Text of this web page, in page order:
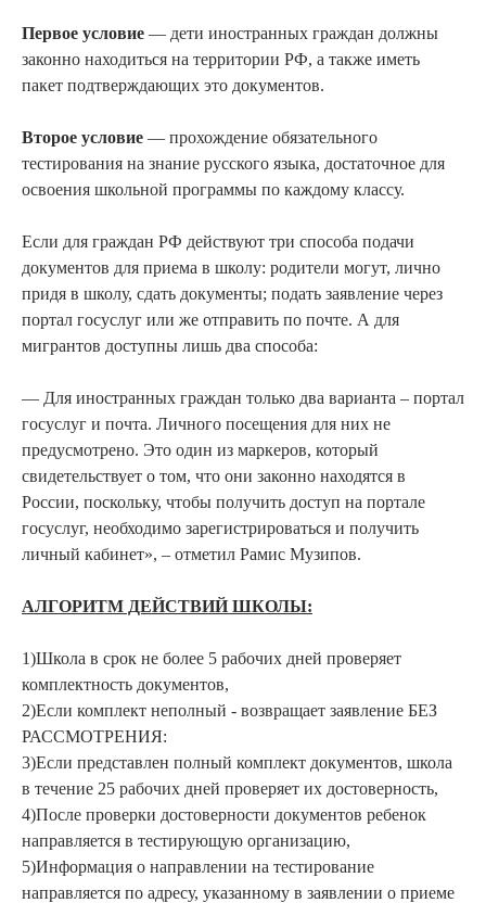
Первое условие — дети иностранных граждан должны
законно находиться на территории РФ, а также иметь
пакет подтверждающих это документов.
Второе условие — прохождение обязательного
тестирования на знание русского языка, достаточное для
освоения школьной программы по каждому классу.
Если для граждан РФ действуют три способа подачи
документов для приема в школу: родители могут, лично
придя в школу, сдать документы; подать заявление через
портал госуслуг или же отправить по почте. А для
мигрантов доступны лишь два способа:
— Для иностранных граждан только два варианта – портал
госуслуг и почта. Личного посещения для них не
предусмотрено. Это один из маркеров, который
свидетельствует о том, что они законно находятся в
России, поскольку, чтобы получить доступ на портале
госуслуг, необходимо зарегистрироваться и получить
личный кабинет», – отметил Рамис Музипов.
АЛГОРИТМ ДЕЙСТВИЙ ШКОЛЫ:
1)Школа в срок не более 5 рабочих дней проверяет
комплектность документов,
2)Если комплект неполный - возвращает заявление БЕЗ
РАССМОТРЕНИЯ:
3)Если представлен полный комплект документов, школа
в течение 25 рабочих дней проверяет их достоверность,
4)После проверки достоверности документов ребенок
направляется в тестирующую организацию,
5)Информация о направлении на тестирование
направляется по адресу, указанному в заявлении о приеме